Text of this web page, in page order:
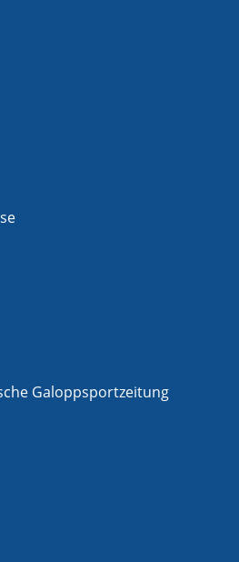
Galoppsportzeitung